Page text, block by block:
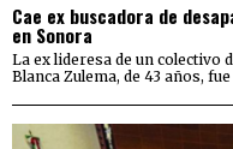
Cae ex buscadora de
en Sonora
La ex lideresa de un colectivo
Blanca Zulema, de 43 años,